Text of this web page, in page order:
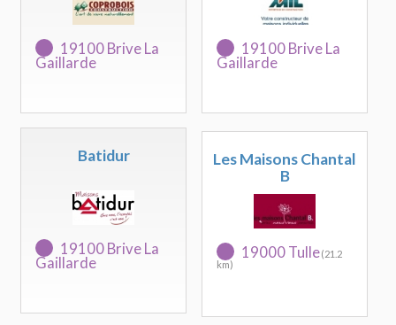
19100 Brive La
Gaillarde
19100 Brive La
Gaillarde
Batidur
19100 Brive La
Gaillarde
Les Maisons Chantal
B
19000 Tulle(21.2
km)